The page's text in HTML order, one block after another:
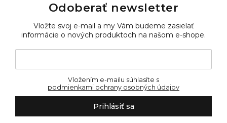
Odoberať newsletter
Vložte svoj e-mail a my Vám budeme zasielať
informácie o nových produktoch na našom e-shope.
podmienkami ochrany osobných údajov
Prihlásiť sa